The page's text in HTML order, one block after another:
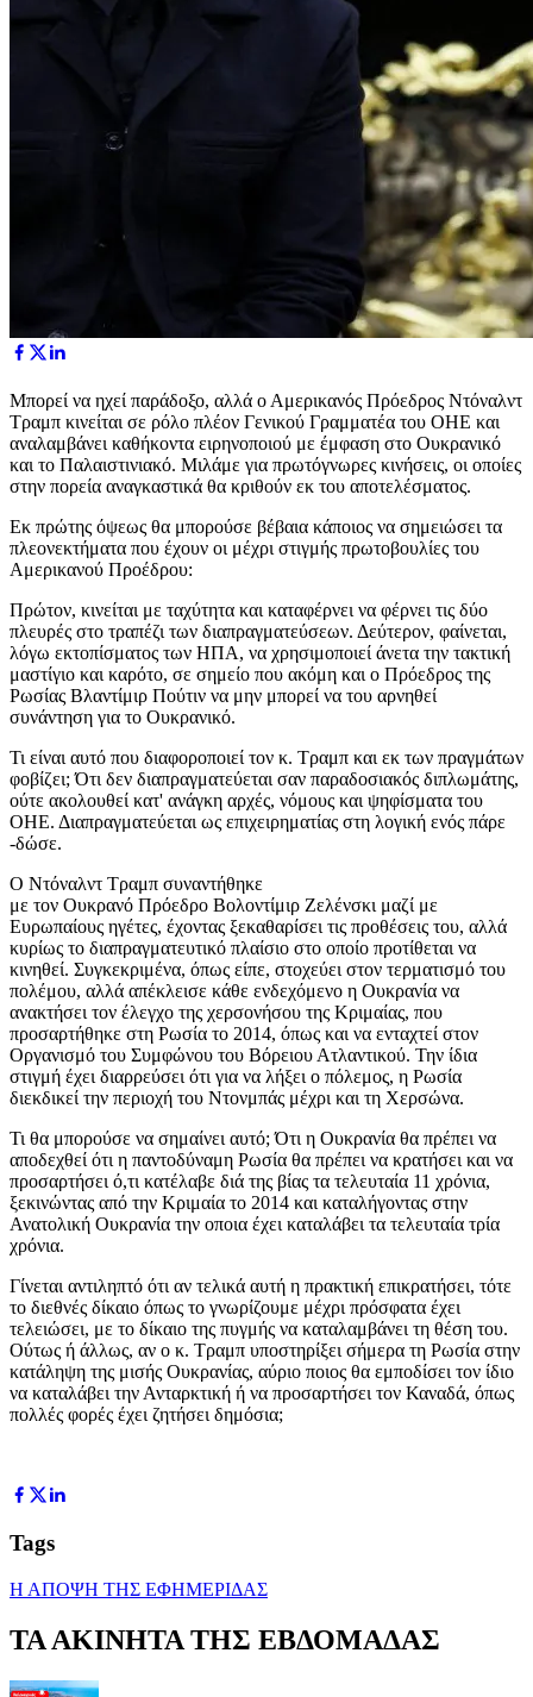
Μπορεί να ηχεί παράδοξο, αλλά ο Αμερικανός Πρόεδρος Ντόναλντ
Τραμπ κινείται σε ρόλο πλέον Γενικού Γραμματέα του ΟΗΕ και
αναλαμβάνει καθήκοντα ειρηνοποιού με έμφαση στο Ουκρανικό
και το Παλαιστινιακό. Μιλάμε για πρωτόγνωρες κινήσεις, οι οποίες
στην πορεία αναγκαστικά θα κριθούν εκ του αποτελέσματος.
Εκ πρώτης όψεως θα μπορούσε βέβαια κάποιος να σημειώσει τα
πλεονεκτήματα που έχουν οι μέχρι στιγμής πρωτοβουλίες του
Αμερικανού Προέδρου:
Πρώτον, κινείται με ταχύτητα και καταφέρνει να φέρνει τις δύο
πλευρές στο τραπέζι των διαπραγματεύσεων. Δεύτερον, φαίνεται,
λόγω εκτοπίσματος των ΗΠΑ, να χρησιμοποιεί άνετα την τακτική
μαστίγιο και καρότο, σε σημείο που ακόμη και ο Πρόεδρος της
Ρωσίας Βλαντίμιρ Πούτιν να μην μπορεί να του αρνηθεί
συνάντηση για το Ουκρανικό.
Τι είναι αυτό που διαφοροποιεί τον κ. Τραμπ και εκ των πραγμάτων
φοβίζει; Ότι δεν διαπραγματεύεται σαν παραδοσιακός διπλωμάτης,
ούτε ακολουθεί κατ' ανάγκη αρχές, νόμους και ψηφίσματα του
ΟΗΕ. Διαπραγματεύεται ως επιχειρηματίας στη λογική ενός πάρε
-δώσε.
Ο Ντόναλντ Τραμπ συναντήθηκε
με τον Ουκρανό Πρόεδρο Βολοντίμιρ Ζελένσκι μαζί με
Ευρωπαίους ηγέτες, έχοντας ξεκαθαρίσει τις προθέσεις του, αλλά
κυρίως το διαπραγματευτικό πλαίσιο στο οποίο προτίθεται να
κινηθεί. Συγκεκριμένα, όπως είπε, στοχεύει στον τερματισμό του
πολέμου, αλλά απέκλεισε κάθε ενδεχόμενο η Ουκρανία να
ανακτήσει τον έλεγχο της χερσονήσου της Κριμαίας, που
προσαρτήθηκε στη Ρωσία το 2014, όπως και να ενταχτεί στον
Οργανισμό του Συμφώνου του Βόρειου Ατλαντικού. Την ίδια
στιγμή έχει διαρρεύσει ότι για να λήξει ο πόλεμος, η Ρωσία
διεκδικεί την περιοχή του Ντονμπάς μέχρι και τη Χερσώνα.
Τι θα μπορούσε να σημαίνει αυτό; Ότι η Ουκρανία θα πρέπει να
αποδεχθεί ότι η παντοδύναμη Ρωσία θα πρέπει να κρατήσει και να
προσαρτήσει ό,τι κατέλαβε διά της βίας τα τελευταία 11 χρόνια,
ξεκινώντας από την Κριμαία το 2014 και καταλήγοντας στην
Ανατολική Ουκρανία την οποια έχει καταλάβει τα τελευταία τρία
χρόνια.
Γίνεται αντιληπτό ότι αν τελικά αυτή η πρακτική επικρατήσει, τότε
το διεθνές δίκαιο όπως το γνωρίζουμε μέχρι πρόσφατα έχει
τελειώσει, με το δίκαιο της πυγμής να καταλαμβάνει τη θέση του.
Ούτως ή άλλως, αν ο κ. Τραμπ υποστηρίξει σήμερα τη Ρωσία στην
κατάληψη της μισής Ουκρανίας, αύριο ποιος θα εμποδίσει τον ίδιο
να καταλάβει την Ανταρκτική ή να προσαρτήσει τον Καναδά, όπως
πολλές φορές έχει ζητήσει δημόσια;
Tags
Η ΑΠΟΨΗ ΤΗΣ ΕΦΗΜΕΡΙΔΑΣ
ΤΑ ΑΚΙΝΗΤΑ ΤΗΣ ΕΒΔΟΜΑΔΑΣ